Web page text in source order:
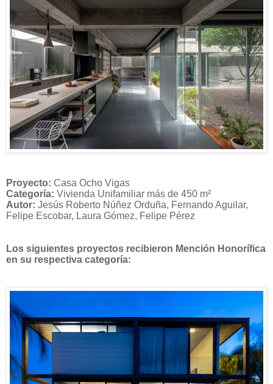
Proyecto: Casa Ocho Vigas
Categoría: Vivienda Unifamiliar más de 450 m²
Autor: Jesús Roberto Núñez Orduña, Fernando Aguilar,
Felipe Escobar, Laura Gómez, Felipe Pérez
Los siguientes proyectos recibieron Mención Honorífica
en su respectiva categoría: